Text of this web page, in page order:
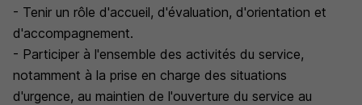
- Tenir un rôle d'accueil, d'évaluation, d'orientation et
d'accompagnement.
- Participer à l'ensemble des activités du service,
notamment à la prise en charge des situations
d'urgence, au maintien de l'ouverture du service au